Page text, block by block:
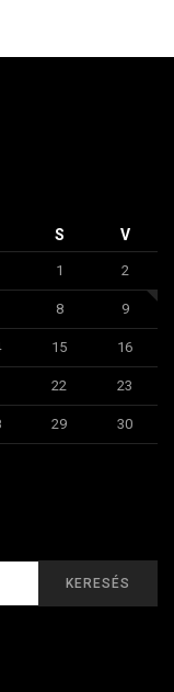
S V
1 2
8 9
15 16
22 23
29 30
KERESÉS